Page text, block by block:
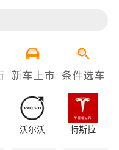
新车上市 条件选车
沃尔沃 特斯拉